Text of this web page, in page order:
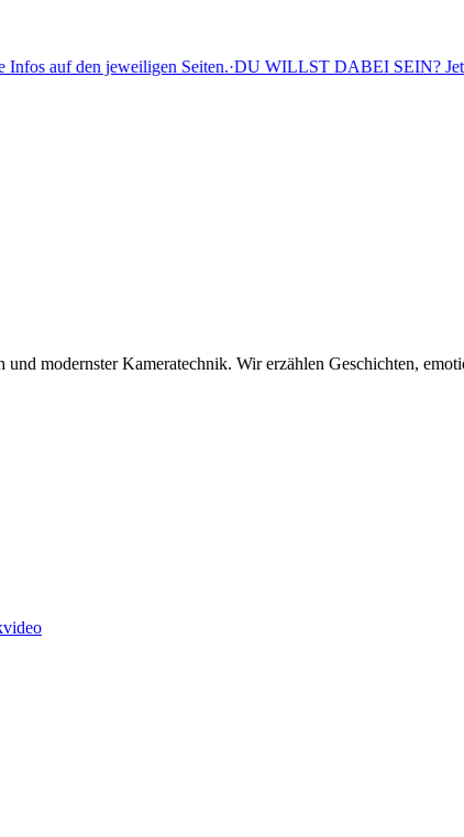
jeweiligen Seiten.·DU WILLST DABEI SEIN? Jetzt Daten
und modernster Kameratechnik. Wir erzählen Geschichten,